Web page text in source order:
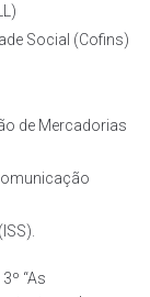
Social (Cofins)
de Mercadorias
“As